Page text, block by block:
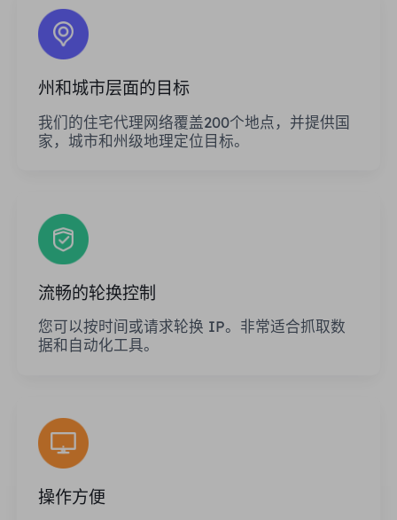
州和城市层面的目标
我们的住宅代理网络覆盖200个地点，并提供国
家，城市和州级地理定位目标。
流畅的轮换控制
您可以按时间或请求轮换 IP。非常适合抓取数
据和自动化工具。
操作方便